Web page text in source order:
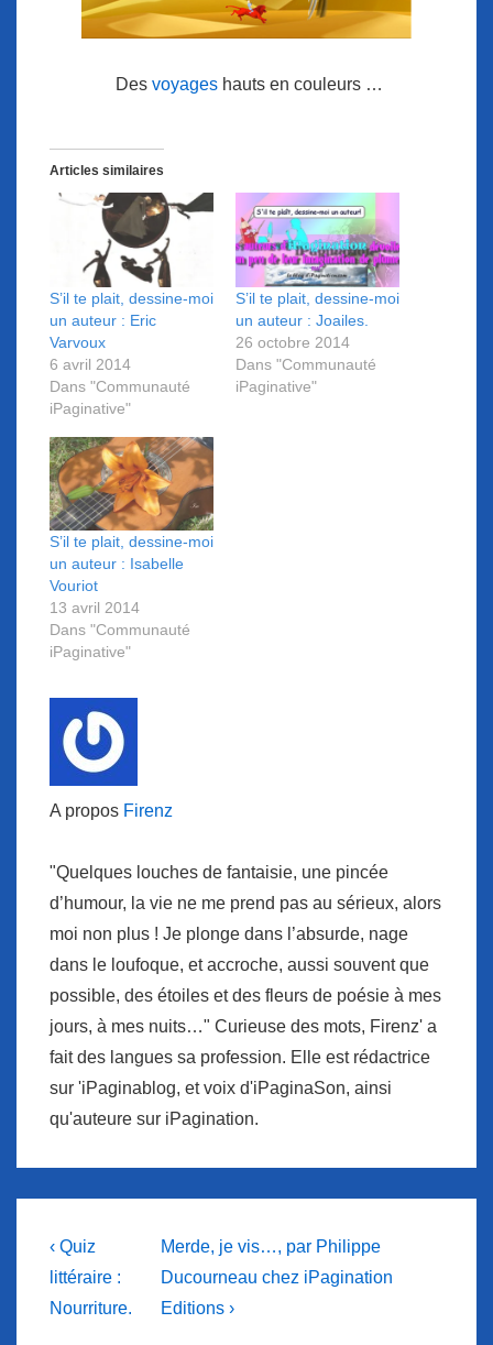
Des voyageshauts en couleurs …
Articles similaires
S’il te plait, dessine-moi
un auteur : Eric
Varvoux
6 avril 2014
Dans "Communauté
iPaginative"
S’il te plait, dessine-moi
un auteur : Joailes.
26 octobre 2014
Dans "Communauté
iPaginative"
S’il te plait, dessine-moi
un auteur : Isabelle
Vouriot
13 avril 2014
Dans "Communauté
iPaginative"
A propos Firenz
"Quelques louches de fantaisie, une pincée
d’humour, la vie ne me prend pas au sérieux, alors
moi non plus ! Je plonge dans l’absurde, nage
dans le loufoque, et accroche, aussi souvent que
possible, des étoiles et des fleurs de poésie à mes
jours, à mes nuits…" Curieuse des mots, Firenz' a
fait des langues sa profession. Elle est rédactrice
sur 'iPaginablog, et voix d'iPaginaSon, ainsi
qu'auteure sur iPagination.
Navigation
de
l’article
Previous
Post
is
‹ Quiz
littéraire :
Nourriture.
Next
Post
is
Merde, je vis…, par Philippe
Ducourneau chez iPagination
Editions ›